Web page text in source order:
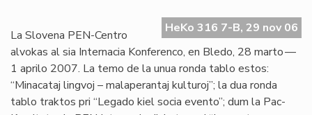
HeKo 316 7-B, 29 nov 06
La Slovena PEN-Centro
alvokas al sia Internacia Konferenco, en Bledo, 28 marto —
1 aprilo 2007. La temo de la unua ronda tablo estos:
“Minacataj lingvoj – malaperantaj kulturoj”; la dua ronda
tablo traktos pri “Legado kiel socia evento”; dum la Pac-